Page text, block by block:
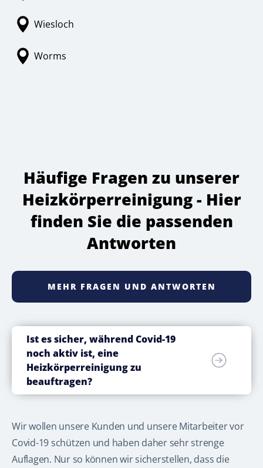
Wiesloch
Worms
Häufige Fragen zu unserer
Heizkörperreinigung - Hier
finden Sie die passenden
Antworten
MEHR FRAGEN UND ANTWORTEN
Ist es sicher, während Covid-19
noch aktiv ist, eine
Heizkörperreinigung zu
beauftragen?
Wir wollen unsere Kunden und unsere Mitarbeiter vor
Covid-19 schützen und haben daher sehr strenge
Auflagen. Nur so können wir sicherstellen, dass die